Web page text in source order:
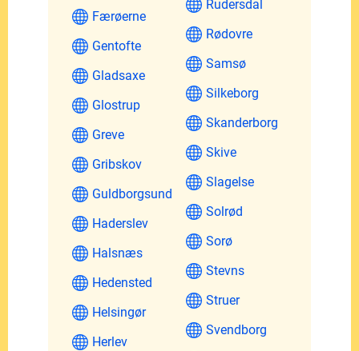
Færøerne
Gentofte
Gladsaxe
Glostrup
Greve
Gribskov
Guldborgsund
Haderslev
Halsnæs
Hedensted
Helsingør
Herlev
Rudersdal
Rødovre
Samsø
Silkeborg
Skanderborg
Skive
Slagelse
Solrød
Sorø
Stevns
Struer
Svendborg